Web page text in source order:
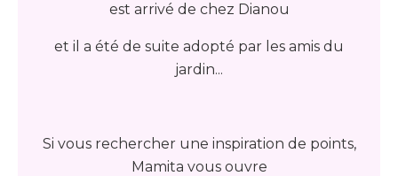
est arrivé de chez Dianou
et il a été de suite adopté par les amis du
jardin...
Si vous rechercher une inspiration de points,
Mamita vous ouvre